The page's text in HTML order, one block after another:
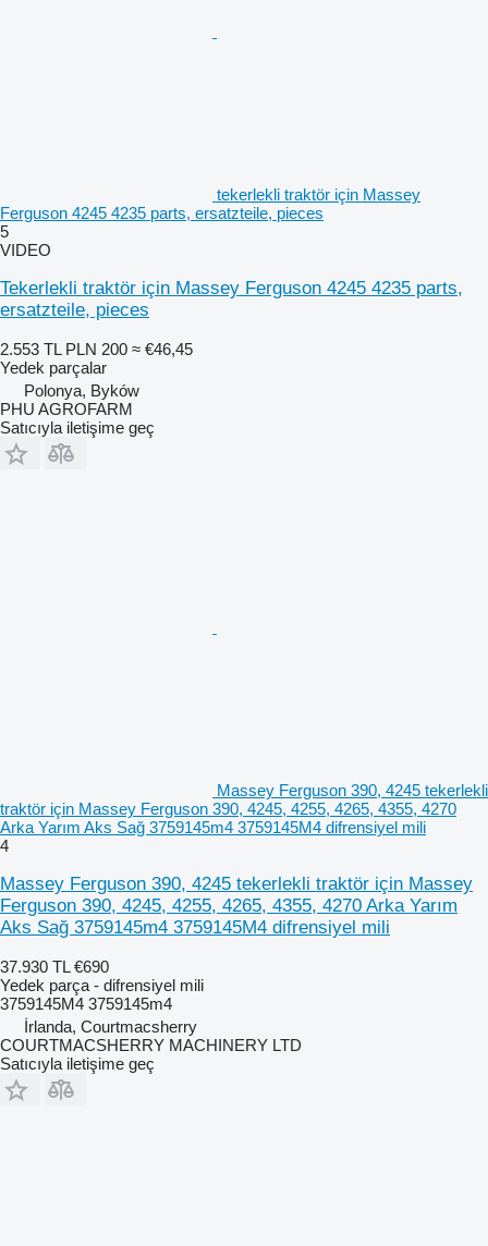
tekerlekli traktör için Massey
Ferguson 4245 4235 parts, ersatzteile, pieces
5
VIDEO
Tekerlekli traktör için Massey Ferguson 4245 4235 parts,
ersatzteile, pieces
2.553 TL PLN 200 ≈ €46,45
Yedek parçalar
Polonya, Byków
PHU AGROFARM
Satıcıyla iletişime geç
Massey Ferguson 390, 4245 tekerlekli
traktör için Massey Ferguson 390, 4245, 4255, 4265, 4355, 4270
Arka Yarım Aks Sağ 3759145m4 3759145M4 difrensiyel mili
4
Massey Ferguson 390, 4245 tekerlekli traktör için Massey
Ferguson 390, 4245, 4255, 4265, 4355, 4270 Arka Yarım
Aks Sağ 3759145m4 3759145M4 difrensiyel mili
37.930 TL €690
Yedek parça - difrensiyel mili
3759145M4 3759145m4
İrlanda, Courtmacsherry
COURTMACSHERRY MACHINERY LTD
Satıcıyla iletişime geç